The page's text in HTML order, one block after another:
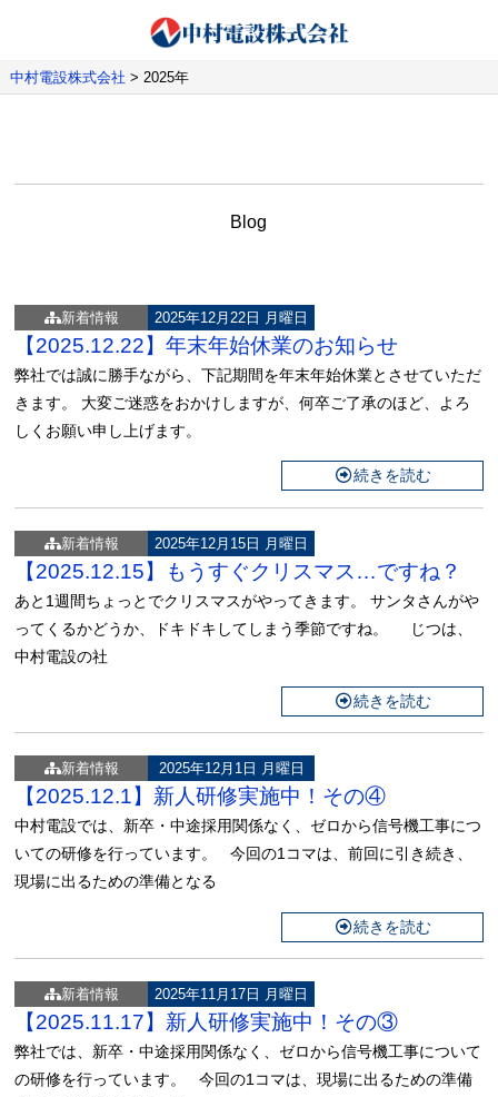
中村電設株式会社 > 2025年
Blog
新着情報 2025年12月22日 月曜日
【2025.12.22】年末年始休業のお知らせ
弊社では誠に勝手ながら、下記期間を年末年始休業とさせていただ
きます。 大変ご迷惑をおかけしますが、何卒ご了承のほど、よろ
しくお願い申し上げます。
続きを読む
新着情報 2025年12月15日 月曜日
【2025.12.15】もうすぐクリスマス…ですね？
あと1週間ちょっとでクリスマスがやってきます。 サンタさんがや
ってくるかどうか、ドキドキしてしまう季節ですね。 じつは、
中村電設の社
続きを読む
新着情報 2025年12月1日 月曜日
【2025.12.1】新人研修実施中！その④
中村電設では、新卒・中途採用関係なく、ゼロから信号機工事につ
いての研修を行っています。 今回の1コマは、前回に引き続き、
現場に出るための準備となる
続きを読む
新着情報 2025年11月17日 月曜日
【2025.11.17】新人研修実施中！その③
弊社では、新卒・中途採用関係なく、ゼロから信号機工事について
の研修を行っています。 今回の1コマは、現場に出るための準備